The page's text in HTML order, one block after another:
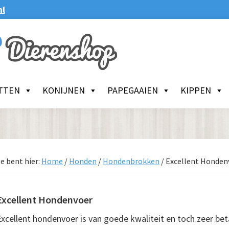
KONIJNEN PAPEGAAIEN KIPPEN
bent hier: Home / Honden / Hondenbrokken / Excellent
Hondenvoer
hondenvoer is van goede kwaliteit en toch zeer